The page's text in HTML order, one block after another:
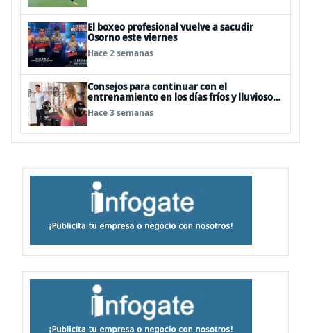
El boxeo profesional vuelve a sacudir
Osorno este viernes
Hace 2 semanas
Consejos para continuar con el
entrenamiento en los días fríos y lluviosos
de invierno
Hace 3 semanas